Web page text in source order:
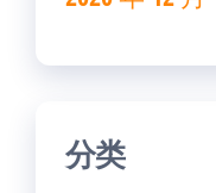
分类